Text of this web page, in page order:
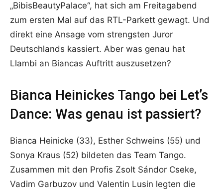
„BibisBeautyPalace“, hat sich am Freitagabend
zum ersten Mal auf das RTL-Parkett gewagt. Und
direkt eine Ansage vom strengsten Juror
Deutschlands kassiert. Aber was genau hat
Llambi an Biancas Auftritt auszusetzen?
Bianca Heinickes Tango bei Let’s
Dance: Was genau ist passiert?
Bianca Heinicke (33), Esther Schweins (55) und
Sonya Kraus (52) bildeten das Team Tango.
Zusammen mit den Profis Zsolt Sándor Cseke,
Vadim Garbuzov und Valentin Lusin legten die